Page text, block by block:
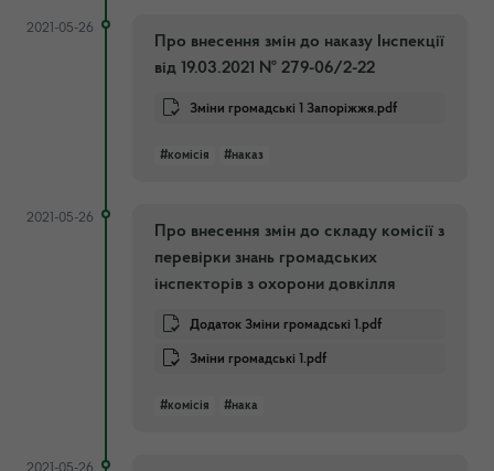
2021-05-26
Про внесення змін до наказу Інспекції
від 19.03.2021 № 279-06/2-22
Зміни громадські 1 Запоріжжя.pdf
#комісія #наказ
2021-05-26
Про внесення змін до складу комісії з
перевірки знань громадських
інспекторів з охорони довкілля
Додаток Зміни громадські 1.pdf
Зміни громадські 1.pdf
#комісія #нака
2021-05-26